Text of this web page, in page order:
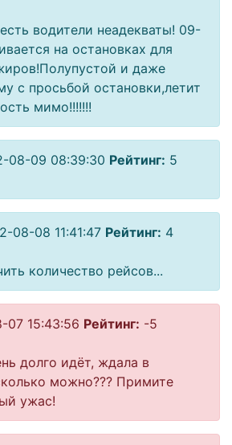
водители неадекваты! 09-
на остановках для
и даже
с просьбой остановки,летит
мимо!!!!!!!
08-09 08:39:30 Рейтинг: 5
08-08 11:41:47 Рейтинг: 4
количество рейсов...
07 15:43:56 Рейтинг: -5
долго идёт, ждала в
можно??? Примите
ужас!